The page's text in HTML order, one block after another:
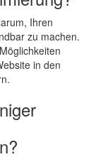
Ihren
zu machen.
in den